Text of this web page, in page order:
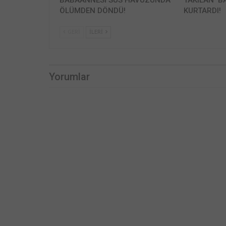
ÖLÜMDEN DÖNDÜ!
KURTARDI!
Yorumlar